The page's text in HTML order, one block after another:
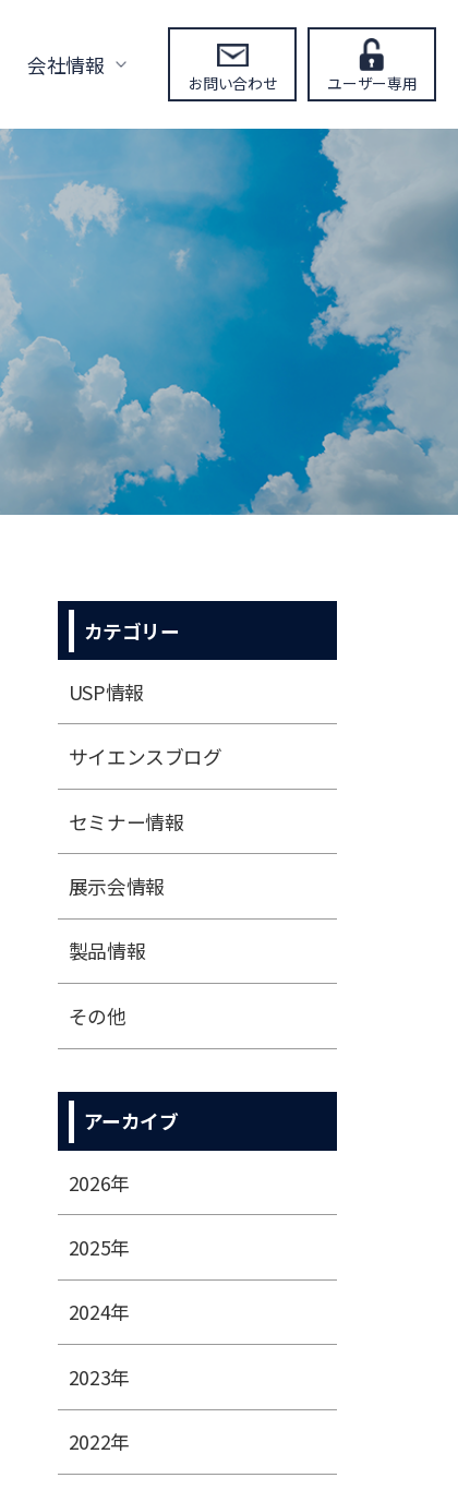
会社情報
お問い合わせ ユーザー専用
カテゴリー
USP情報
サイエンスブログ
セミナー情報
展⽰会情報
製品情報
その他
アーカイブ
2026年
2025年
2024年
2023年
2022年